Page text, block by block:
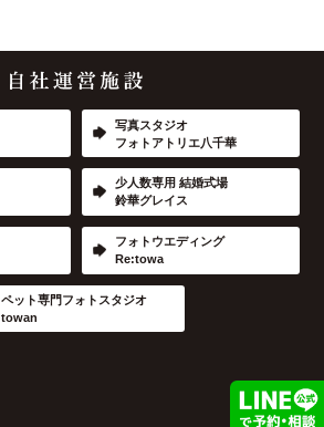
写真スタジオ
フォトアトリエ八千華
少人数専用 結婚式場
鈴華グレイス
フォトウエディング
Re:towa
ペット専門フォトスタジオ
towan